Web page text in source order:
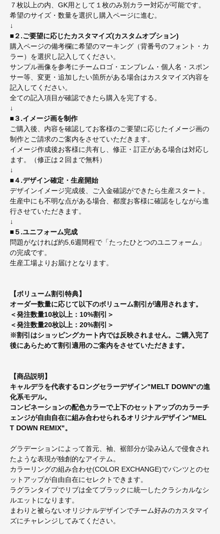
７枚以上の内、GK用として１枚のみ別カラー対応が可能です。
希望のサイズ・数量を選択し購入ページに進む。
↓
■２.ご要望に応じたカスタマイズ(カスタムオプション)
購入ページの備考欄に希望のマーキング（背番号のフォント・カ
ラー）を選択し記入してください。
サンプル画像を参考にチームロゴ・エンブレム・個人名・スポン
サー等、変更・追加したい箇所がある場合はカスタマイズ内容を
記入してください。
全ての記入項目が確認できたら購入を完了する。
↓
■３.イメージ画を制作
ご購入後、内容を確認してお客様のご要望に応じたイメージ画の
制作とご請求のご案内をさせていただきます。
イメージ作成後お客様に共有し、修正・訂正がある場合は対応し
ます。（修正は２回まで無料）
↓
■４.デザイン確定・生産開始
デザインイメージ完成後、ご入金確認ができたら生産スタート。
生産中にも不明な点がある場合、都度お客様に確認をしながら進
行させていただきます。
↓
■５.ユニフォーム完成
問題がなければ約5,6週間程で「たったひとつのユニフォーム」
の完成です。
生産工場よりお届けとなります。
【ボリューム割引特典】
オーダー数量に応じて以下のボリューム割引が適用されます。
＜発注数量10枚以上：10%割引＞
＜発注数量20枚以上：20%割引＞
※割引はショッピングカート内では反映されません。ご購入完了
後にあらためて割引適用のご案内をさせていただきます。
【商品説明】
キャルデラを代表するロングセラーデザイン"MELT DOWN"の進
化系モデル。
コンビネーションの配色カラーで上下のセットアップのカラーチ
ェンジが自由自在に組み合わせられるオリジナルデザイン"MEL
T DOWN REMIX"。
グラデーションによって首元、袖、裾部分が染み込んで侵食され
たような表現が独創的なアイテム。
カラーリングの組み合わせ(COLOR EXCHANGE)でパンツとのセ
ットアップが自由自在にセレクトできます。
ラグランタイプでリブは全てブラックに統一したクラシカルなシ
ルエットになります。
まわりと被らないオリジナルデザインでチーム好みのカスタマイ
ズにチャレンジしてみてください。